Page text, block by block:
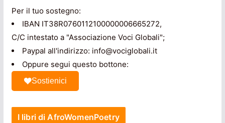
Per il tuo sostegno:
IBAN IT38R0760112100000006665272,
C/C intestato a "Associazione Voci Globali";
Paypal all'indirizzo: info@vociglobali.it
Oppure segui questo bottone:
Sostienici
I libri di AfroWomenPoetry